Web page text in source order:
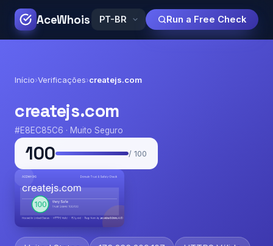
AceWhois Run a Free Check
Início›Verificações›createjs.com
createjs.com
#E8EC85C6 · Muito Seguro
100 / 100